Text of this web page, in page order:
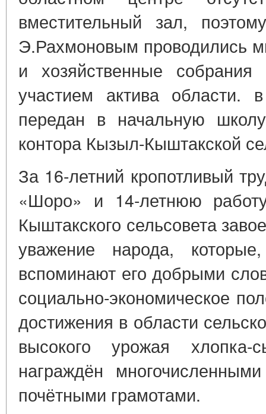
вместительный зал,
Э.Рахмоновым проводились
и хозяйственные
участием актива
передан в начальную
контора Кызыл-Кыштакской
За 16-летний кропотливый
«Шоро» и 14-летнюю
Кыштакского сельсовета
уважение народа,
вспоминают его добрыми
социально-экономическое
достижения в области
высокого урожая
награждён
почётными грамотами.